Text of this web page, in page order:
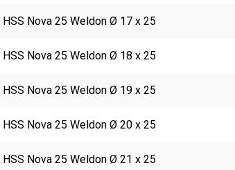
Nova 25 Weldon Ø 17 x 25
Nova 25 Weldon Ø 18 x 25
Nova 25 Weldon Ø 19 x 25
Nova 25 Weldon Ø 20 x 25
Nova 25 Weldon Ø 21 x 25